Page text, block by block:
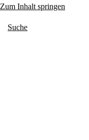
Zum Inhalt springen
Suche